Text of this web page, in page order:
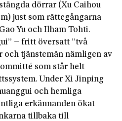
dörrar (Xu Caihou
just som rättegångarna
Yu och Ilham Tohti.
– fritt översatt ”två
och tjänstemän nämligen av
som står helt
Under Xi Jinping
och hemliga
erkännanden ökat
tillbaka till